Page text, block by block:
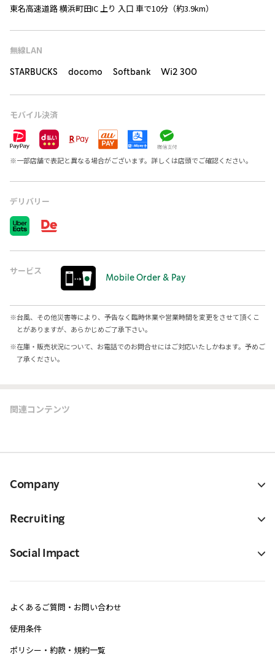
東名高速道路 横浜町田IC 上り 入口 車で10分（約3.9km）
無線LAN
STARBUCKS docomo Softbank Wi2 300
モバイル決済
※一部店舗で表記と異なる場合がございます。詳しくは店頭でご確認ください。
デリバリー
サービス
Mobile Order & Pay
※台風、その他災害等により、予告なく臨時休業や営業時間を変更をさせて頂くこ
とがありますが、あらかじめご了承下さい。
※在庫・販売状況について、お電話でのお問合せにはご対応いたしかねます。予めご
了承ください。
関連コンテンツ
Company
Recruiting
Social Impact
よくあるご質問・お問い合わせ
使用条件
ポリシー・約款・規約一覧